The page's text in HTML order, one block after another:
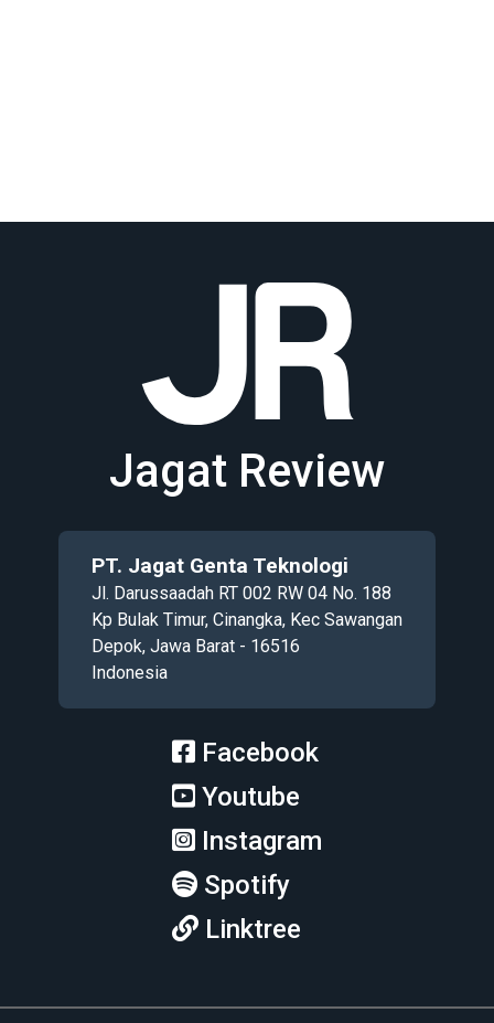
Jagat Review
PT. Jagat Genta Teknologi
Jl. Darussaadah RT 002 RW 04 No. 188
Kp Bulak Timur, Cinangka, Kec Sawangan
Depok, Jawa Barat - 16516
Indonesia
Facebook
Youtube
Instagram
Spotify
Linktree